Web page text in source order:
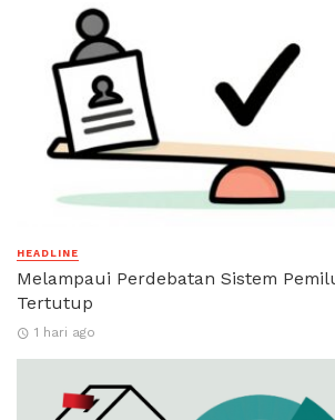
HEADLINE
Melampaui Perdebatan Sistem
Tertutup
1 hari ago